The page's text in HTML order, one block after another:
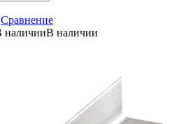
Сравнение
В наличии